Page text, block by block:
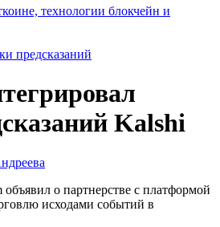
технологии блокчейн и
предсказаний
Kalshi
о партнерстве с платформой
исходами событий в